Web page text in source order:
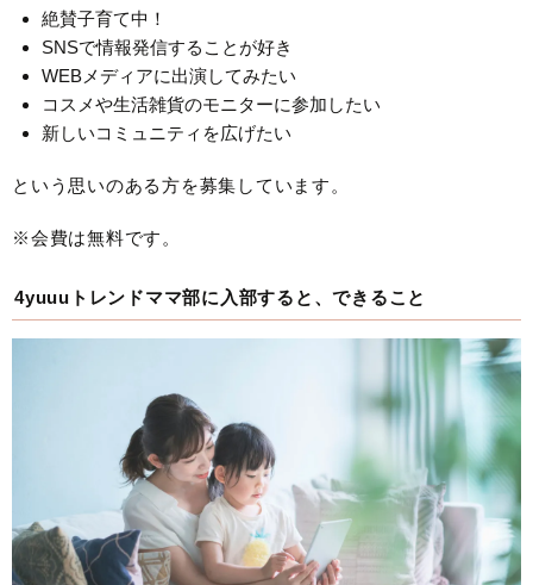
絶賛子育て中！
SNSで情報発信することが好き
WEBメディアに出演してみたい
コスメや生活雑貨のモニターに参加したい
新しいコミュニティを広げたい
という思いのある方を募集しています。
※会費は無料です。
4yuuuトレンドママ部に入部すると、できること